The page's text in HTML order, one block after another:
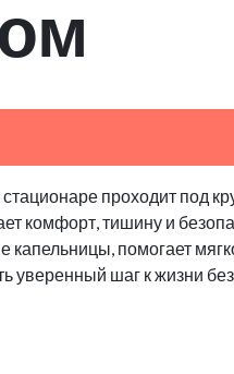
проходит под
комфорт, тишину и
капельницы, помогает
уверенный шаг к жизни